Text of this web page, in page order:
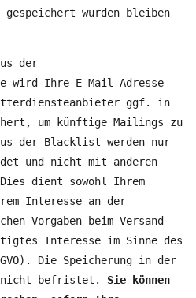
gespeichert wurden bleiben
der
Ihre E-Mail-Adresse
ggf. in
um künftige Mailings zu
der Blacklist werden nur
und nicht mit anderen
Dies dient sowohl Ihrem
Interesse an der
Vorgaben beim Versand
Interesse im Sinne des
Die Speicherung in der
befristet. Sie können